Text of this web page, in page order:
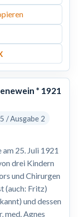
* 1921
/ Ausgabe 2
25. Juli 1921
drei Kindern
und Chirurgen
(auch: Fritz)
und dessen
med. Agnes